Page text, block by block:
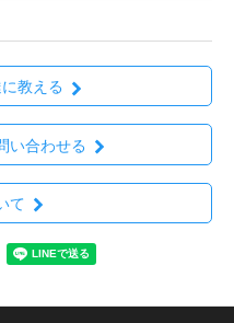
教える
い合わせる
て